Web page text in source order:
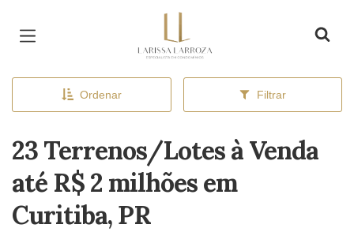
Ordenar Filtrar
23 Terrenos/Lotes à Venda
até R$ 2 milhões em
Curitiba, PR